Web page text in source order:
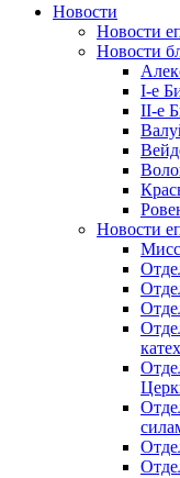
Новости
Новости
Новости
I-е
II-е
Новости